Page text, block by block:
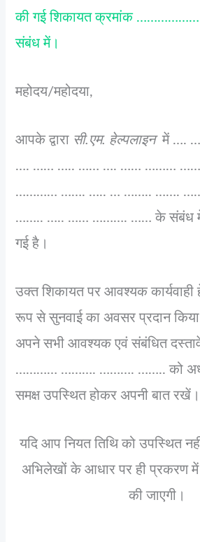
की गई शिकायत क्रमांक
संबंध में।
महोदय/महोदया,
आपके द्वारा सी.एम. हेल्पलाइनमें ….
…. …… ….. …… …. …… ………
………… ……. ….. … …….. …….
…….. ….. …… ………. …… के संबंध में
गई है।
उक्त शिकायत पर आवश्यक
रूप से सुनवाई का अवसर प्रदान
अपने सभी आवश्यक एवं संबंधित
………… ………. ………. …….. को
समक्ष उपस्थित होकर अपनी बात रखें।
यदि आप नियत तिथि को उपस्थित
अभिलेखों के आधार पर ही प्रकरण में
की जाएगी।